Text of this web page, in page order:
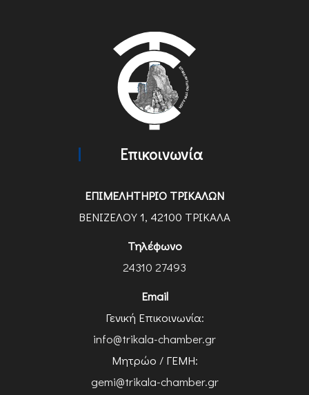
Επικοινωνία
ΕΠΙΜΕΛΗΤΗΡΙΟ ΤΡΙΚΑΛΩΝ
ΒΕΝΙΖΕΛΟΥ 1, 42100 ΤΡΙΚΑΛΑ
Τηλέφωνο
24310 27493
Email
Γενική Επικοινωνία:
info@trikala-chamber.gr
Μητρώο / ΓΕΜΗ:
gemi@trikala-chamber.gr